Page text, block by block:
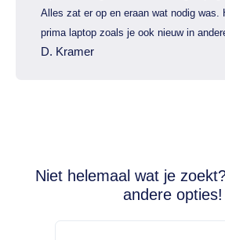
Alles zat er op en eraan wat nodig was.
prima laptop zoals je ook nieuw in
D. Kramer
Niet helemaal wat je
andere opties!